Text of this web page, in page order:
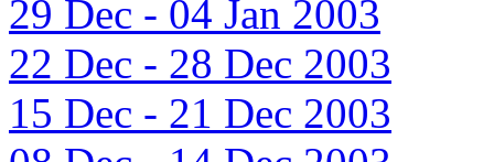
29 Dec - 04 Jan 2003
22 Dec - 28 Dec 2003
15 Dec - 21 Dec 2003